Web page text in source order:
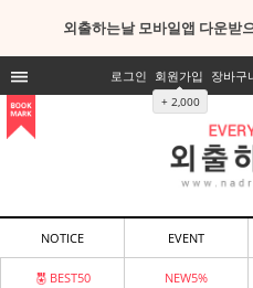
외출하는날 모바일앱 다운받
로그인 회원가입
+ 2,000
장바구
NOTICE EVENT
BEST50 NEW5%